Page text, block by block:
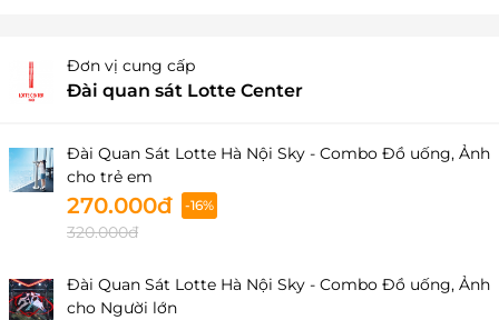
Đơn vị cung cấp
Đài quan sát Lotte Center
Đài Quan Sát Lotte Hà Nội Sky - Combo Đồ uống, Ảnh
cho trẻ em
270.000đ -16%
320.000đ
Đài Quan Sát Lotte Hà Nội Sky - Combo Đồ uống, Ảnh
cho Người lớn